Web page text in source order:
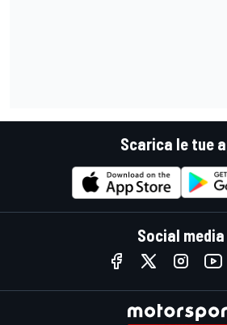
Scarica le tue
Social media